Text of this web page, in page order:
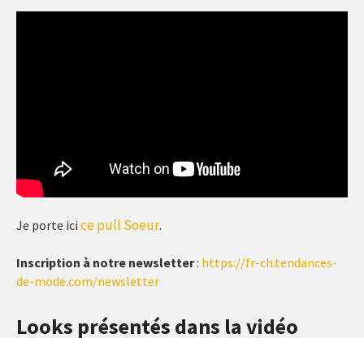
Je porte ici ce pull Soeur.
Inscription à notre newsletter: https://fr-ch.tendances-
de-mode.com/newsletter
Looks présentés dans la vidéo